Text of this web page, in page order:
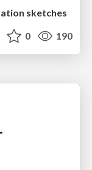
sketches
0 190